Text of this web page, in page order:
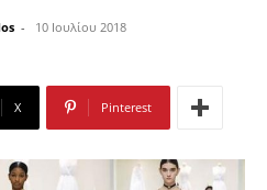
- 10 Ιουλίου 2018
X Pinterest